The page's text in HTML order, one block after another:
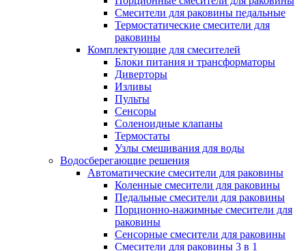
Смесители для раковины педальные
Термостатические смесители для
раковины
Комплектующие для смесителей
Блоки питания и трансформаторы
Диверторы
Изливы
Пульты
Сенсоры
Соленоидные клапаны
Термостаты
Узлы смешивания для воды
Водосберегающие решения
Автоматические смесители для раковины
Коленные смесители для раковины
Педальные смесители для раковины
Порционно-нажимные смесители для
раковины
Сенсорные смесители для раковины
Смесители для раковины 3 в 1